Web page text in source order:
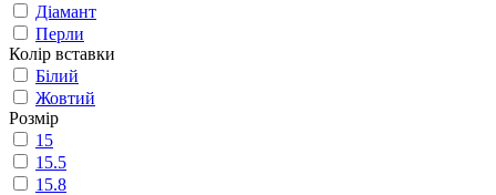
Діамант
Перли
Колір вставки
Білий
Жовтий
Розмір
15
15.5
15.8